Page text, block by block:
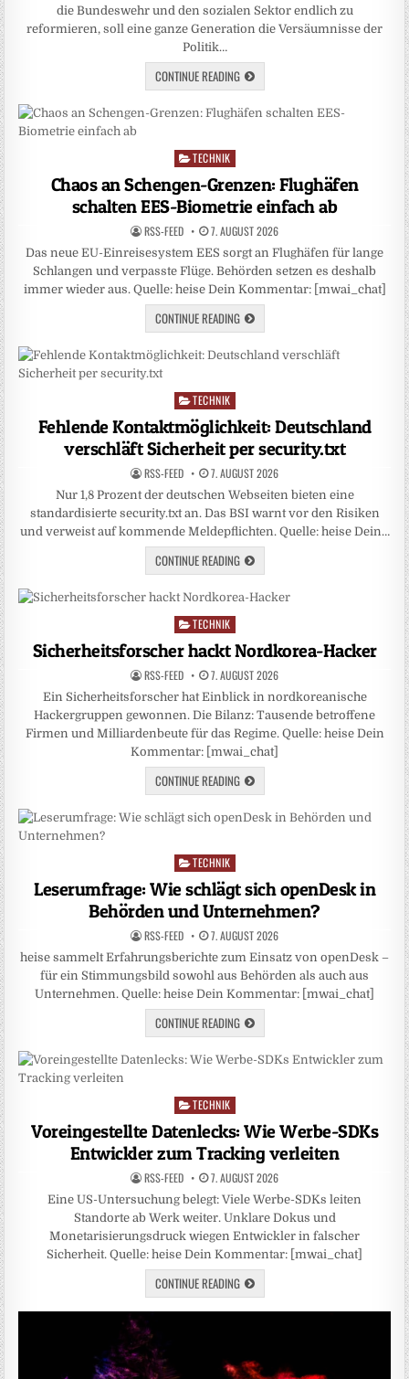
die Bundeswehr und den sozialen Sektor endlich zu
reformieren, soll eine ganze Generation die Versäumnisse der
Politik…
CONTINUE READING
Posted
TECHNIK
Chaos an Schengen-Grenzen: Flughäfen
schalten EES-Biometrie einfach ab
RSS-FEED 7. AUGUST 2026
Das neue EU-Einreisesystem EES sorgt an Flughäfen für lange
Schlangen und verpasste Flüge. Behörden setzen es deshalb
immer wieder aus. Quelle: heise Dein Kommentar: [mwai_chat]
CONTINUE READING
Posted
TECHNIK
Fehlende Kontaktmöglichkeit: Deutschland
verschläft Sicherheit per security.txt
RSS-FEED 7. AUGUST 2026
Nur 1,8 Prozent der deutschen Webseiten bieten eine
standardisierte security.txt an. Das BSI warnt vor den Risiken
und verweist auf kommende Meldepflichten. Quelle: heise Dein…
CONTINUE READING
Posted
TECHNIK
Sicherheitsforscher hackt Nordkorea-Hacker
RSS-FEED 7. AUGUST 2026
Ein Sicherheitsforscher hat Einblick in nordkoreanische
Hackergruppen gewonnen. Die Bilanz: Tausende betroffene
Firmen und Milliardenbeute für das Regime. Quelle: heise Dein
Kommentar: [mwai_chat]
CONTINUE READING
Posted
TECHNIK
Leserumfrage: Wie schlägt sich openDesk in
Behörden und Unternehmen?
RSS-FEED 7. AUGUST 2026
heise sammelt Erfahrungsberichte zum Einsatz von openDesk –
für ein Stimmungsbild sowohl aus Behörden als auch aus
Unternehmen. Quelle: heise Dein Kommentar: [mwai_chat]
CONTINUE READING
Posted
TECHNIK
Voreingestellte Datenlecks: Wie Werbe-SDKs
Entwickler zum Tracking verleiten
RSS-FEED 7. AUGUST 2026
Eine US-Untersuchung belegt: Viele Werbe-SDKs leiten
Standorte ab Werk weiter. Unklare Dokus und
Monetarisierungsdruck wiegen Entwickler in falscher
Sicherheit. Quelle: heise Dein Kommentar: [mwai_chat]
CONTINUE READING